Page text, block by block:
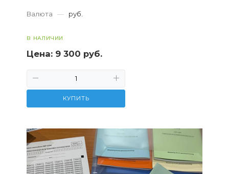
осуществляемое...
Валюта — руб.
В НАЛИЧИИ
Цена: 9 300 руб.
КУПИТЬ